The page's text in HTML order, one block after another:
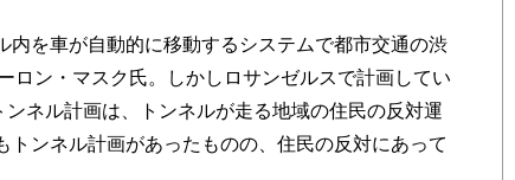
を車が自動的に移動するシステムで都市交通の渋
ロン・マスク氏。しかしロサンゼルスで計画してい
ネル計画は、トンネルが走る地域の住民の反対運
ンネル計画があったものの、住民の反対にあって